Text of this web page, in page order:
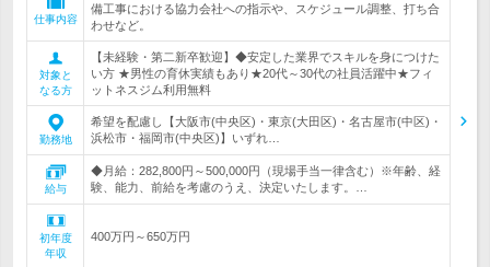
仕事内容
備工事における協力会社への指示や、スケジュール調整、打ち合
わせなど。
対象と
なる方
【未経験・第二新卒歓迎】◆安定した業界でスキルを身につけた
い方 ★男性の育休実績もあり★20代～30代の社員活躍中★フィ
ットネスジム利用無料
勤務地
希望を配慮し【大阪市(中央区)・東京(大田区)・名古屋市(中区)・
浜松市・福岡市(中央区)】いずれ…
給与
◆月給：282,800円～500,000円（現場手当一律含む）※年齢、経
験、能力、前給を考慮のうえ、決定いたします。…
初年度
年収
400万円～650万円